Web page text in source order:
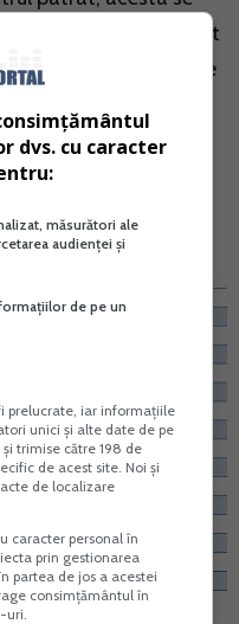
primele locuri in acest
unde preturile
5.785 euro/mp si
afla tari precum
a fost in primul
(832 euro),
(900 euro).
dvs. cu caracter
măsurători ale
audienței și
de pe un
prelucrate, iar informațiile
unici și alte date de pe
trimise către 198 de
de acest site. Noi și
de localizare
caracter personal în
prin gestionarea
partea de jos a acestei
consimțământul în
uri.